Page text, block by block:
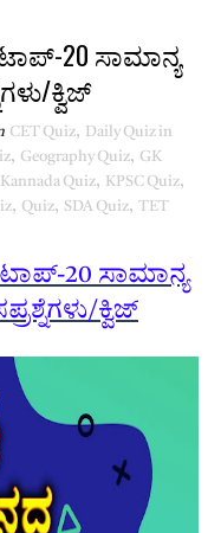
20 ಸಾಮಾನ್ಯ
ಕ್ವಿಜ್
CET Quiz,
Daily Quiz in
, Geography Quiz, GK
Kannada Quiz, KPSC Quiz,
, Quiz, SDA Quiz, TET
20 ಸಾಮಾನ್ಯ
ಕ್ವಿಜ್